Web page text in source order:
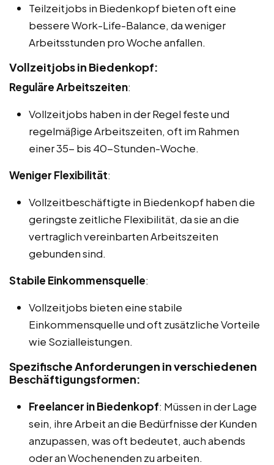
Teilzeitjobs in Biedenkopf bieten oft eine
bessere Work-Life-Balance, da weniger
Arbeitsstunden pro Woche anfallen.
Vollzeitjobs in Biedenkopf:
Reguläre Arbeitszeiten:
Vollzeitjobs haben in der Regel feste und
regelmäßige Arbeitszeiten, oft im Rahmen
einer 35- bis 40-Stunden-Woche.
Weniger Flexibilität:
Vollzeitbeschäftigte in Biedenkopf haben die
geringste zeitliche Flexibilität, da sie an die
vertraglich vereinbarten Arbeitszeiten
gebunden sind.
Stabile Einkommensquelle:
Vollzeitjobs bieten eine stabile
Einkommensquelle und oft zusätzliche Vorteile
wie Sozialleistungen.
Spezifische Anforderungen in verschiedenen
Beschäftigungsformen:
Freelancer in Biedenkopf: Müssen in der Lage
sein, ihre Arbeit an die Bedürfnisse der Kunden
anzupassen, was oft bedeutet, auch abends
oder an Wochenenden zu arbeiten.